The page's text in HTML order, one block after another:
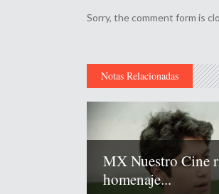
Sorry, the comment form is
Notas Relacionadas
MX Nuestro Cine
homenaje...